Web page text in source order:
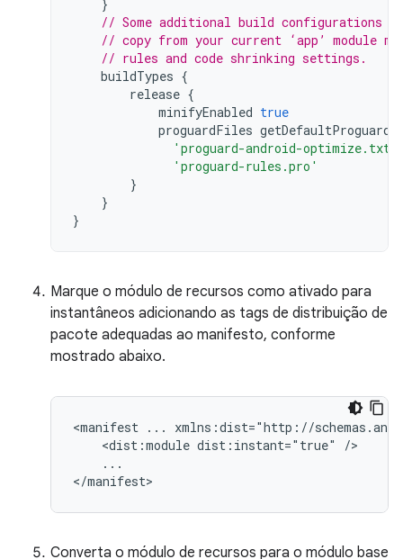
}
// Some additional build configurations
// copy from your current ‘app’ module
// rules and code shrinking settings.
buildTypes {
release {
minifyEnabled true
proguardFiles
'proguard-android-optimize.txt'
'proguard-rules.pro'
}
}
}
Marque o módulo de recursos como ativado para
instantâneos adicionando as tags de distribuição de
pacote adequadas ao manifesto, conforme
mostrado abaixo.
<manifest ...
<dist:module dist:instant="true"
...
Converta o módulo de recursos para o módulo base